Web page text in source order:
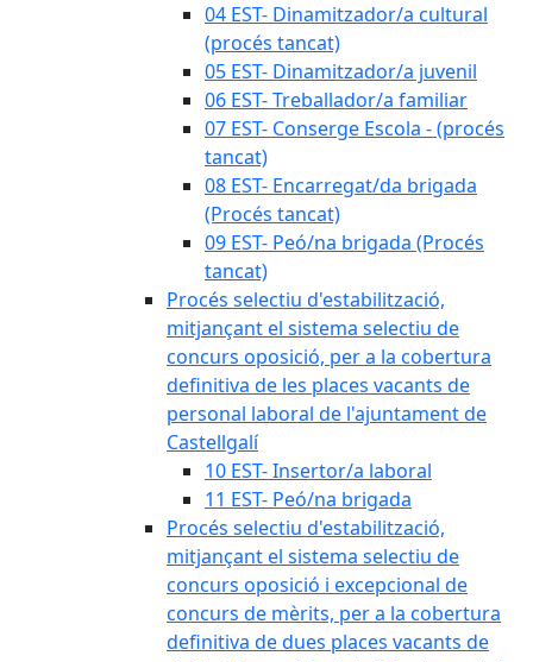
04 EST- Dinamitzador/a cultural
(procés tancat)
05 EST- Dinamitzador/a juvenil
06 EST- Treballador/a familiar
07 EST- Conserge Escola - (procés
tancat)
08 EST- Encarregat/da brigada
(Procés tancat)
09 EST- Peó/na brigada (Procés
tancat)
Procés selectiu d'estabilització,
mitjançant el sistema selectiu de
concurs oposició, per a la cobertura
definitiva de les places vacants de
personal laboral de l'ajuntament de
Castellgalí
10 EST- Insertor/a laboral
11 EST- Peó/na brigada
Procés selectiu d'estabilització,
mitjançant el sistema selectiu de
concurs oposició i excepcional de
concurs de mèrits, per a la cobertura
definitiva de dues places vacants de